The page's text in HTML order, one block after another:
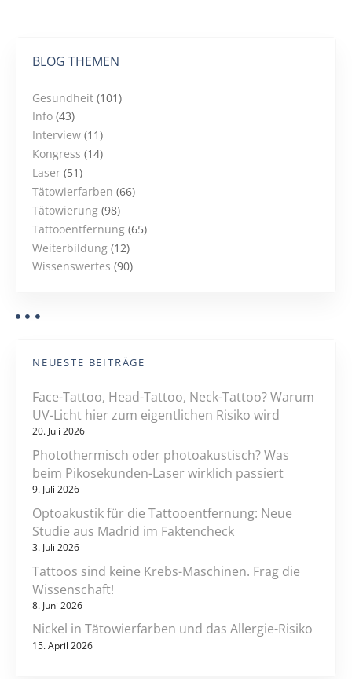
BLOG THEMEN
Gesundheit (101)
Info (43)
Interview (11)
Kongress (14)
Laser (51)
Tätowierfarben (66)
Tätowierung (98)
Tattooentfernung (65)
Weiterbildung (12)
Wissenswertes (90)
NEUESTE BEITRÄGE
Face-Tattoo, Head-Tattoo, Neck-Tattoo? Warum
UV-Licht hier zum eigentlichen Risiko wird
20. Juli 2026
Photothermisch oder photoakustisch? Was
beim Pikosekunden-Laser wirklich passiert
9. Juli 2026
Optoakustik für die Tattooentfernung: Neue
Studie aus Madrid im Faktencheck
3. Juli 2026
Tattoos sind keine Krebs-Maschinen. Frag die
Wissenschaft!
8. Juni 2026
Nickel in Tätowierfarben und das Allergie-Risiko
15. April 2026